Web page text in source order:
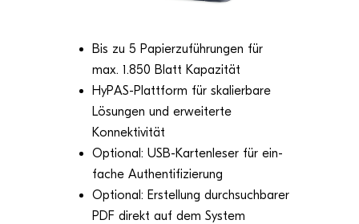
Bis zu 5 Papier­zu­füh­run­gen für
max. 1.850 Blatt Kapazität
HyPAS-Platt­form für ska­lier­bare
Lösun­gen und erwei­terte
Konnektivität
Optio­nal: USB-Kar­ten­le­ser für ein­
fa­che Authentifizierung
Optio­nal: Erstel­lung durch­such­ba­rer
PDF direkt auf dem System